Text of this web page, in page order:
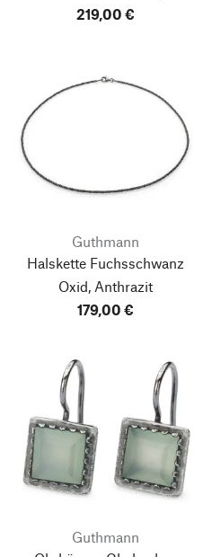
219,00 €
Guthmann
Halskette Fuchsschwanz
Oxid, Anthrazit
179,00 €
Guthmann